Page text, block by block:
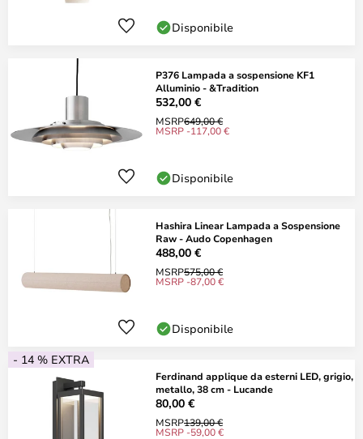
Disponibile
P376 Lampada a sospensione KF1
Alluminio - &Tradition
532,00 €
MSRP649,00 €
MSRP -117,00 €
Disponibile
Hashira Linear Lampada a Sospensione
Raw - Audo Copenhagen
488,00 €
MSRP575,00 €
MSRP -87,00 €
Disponibile
- 14 % EXTRA
Ferdinand applique da esterni LED, grigio,
metallo, 38 cm - Lucande
80,00 €
MSRP139,00 €
MSRP -59,00 €